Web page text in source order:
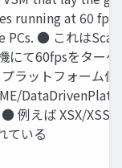
running at 60 fps
PCs. ● これは
にて60fpsをター
ラットフォーム個
例えば XSX/XSS
ている